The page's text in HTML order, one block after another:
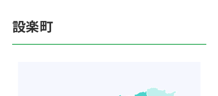
設楽町